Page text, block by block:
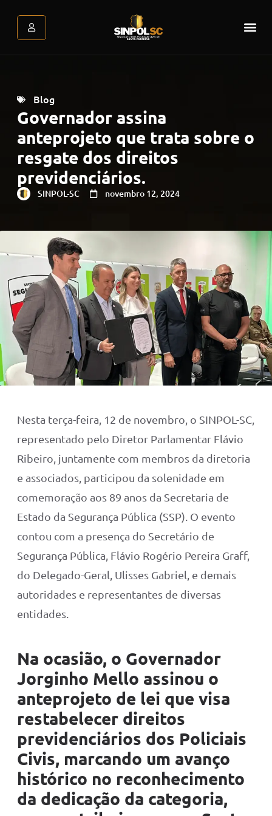
Blog
Governador assina
anteprojeto que trata sobre o
resgate dos direitos
previdenciários.
SINPOL-SC novembro 12, 2024
Nesta terça-feira, 12 de novembro, o SINPOL-SC,
representado pelo Diretor Parlamentar Flávio
Ribeiro, juntamente com membros da diretoria
e associados, participou da solenidade em
comemoração aos 89 anos da Secretaria de
Estado da Segurança Pública (SSP). O evento
contou com a presença do Secretário de
Segurança Pública, Flávio Rogério Pereira Graff,
do Delegado-Geral, Ulisses Gabriel, e demais
autoridades e representantes de diversas
entidades.
Na ocasião, o Governador
Jorginho Mello assinou o
anteprojeto de lei que visa
restabelecer direitos
previdenciários dos Policiais
Civis, marcando um avanço
histórico no reconhecimento
da dedicação da categoria,